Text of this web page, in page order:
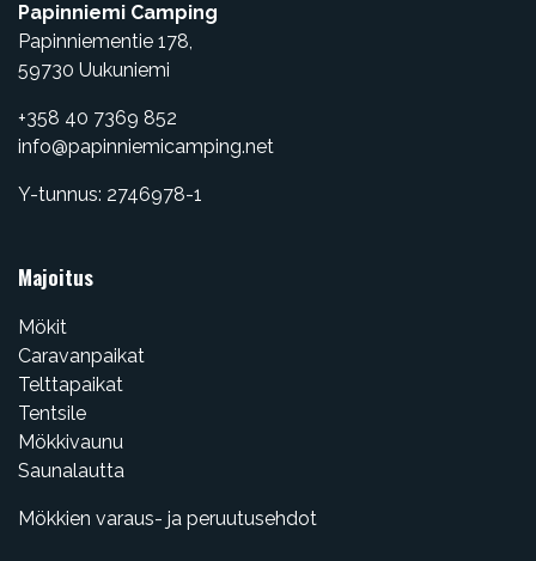
Papinniemi Camping
Papinniementie 178,
​59730 Uukuniemi
+358 40 7369 852
info@papinniemicamping.net
Y-tunnus: 2746978-1
Majoitus
Mökit
Caravanpaikat
Telttapaikat
Tentsile
Mökkivaunu
Saunalautta
Mökkien varaus- ja peruutusehdot